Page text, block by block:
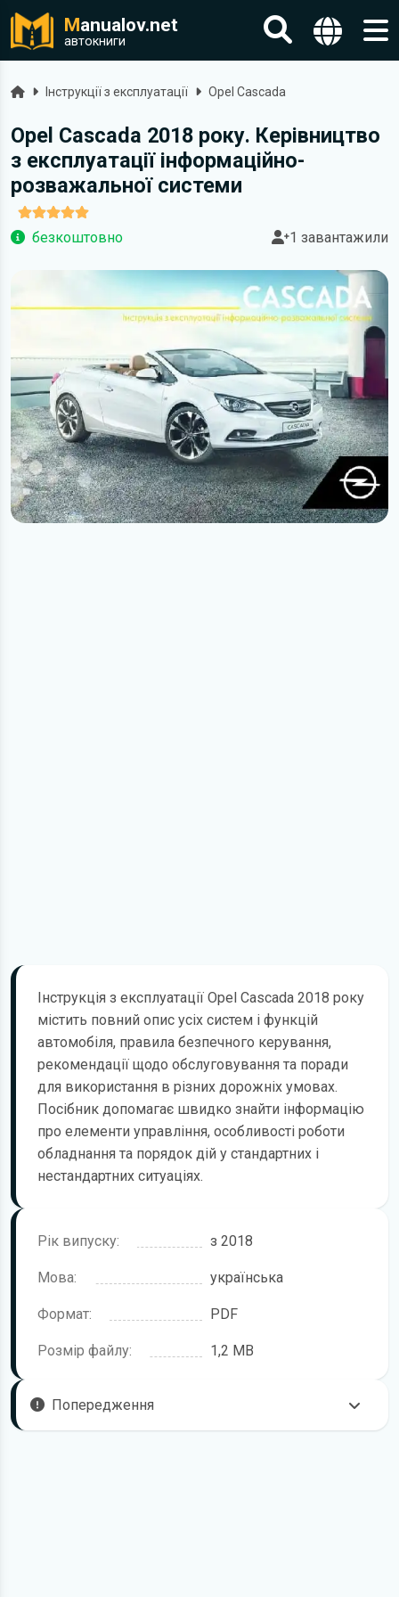
Manualov.net
автокниги
ГоловнаІнструкції з експлуатації Opel Cascada
Opel Cascada 2018 року. Керівництво
з експлуатації інформаційно-
розважальної системи
безкоштовно 1 завантажили
Інструкція з експлуатації Opel Cascada 2018 року
містить повний опис усіх систем і функцій
автомобіля, правила безпечного керування,
рекомендації щодо обслуговування та поради
для використання в різних дорожніх умовах.
Посібник допомагає швидко знайти інформацію
про елементи управління, особливості роботи
обладнання та порядок дій у стандартних і
нестандартних ситуаціях.
Рік випуску: з 2018
Мова: українська
Формат: PDF
Розмір файлу: 1,2 MB
Попередження